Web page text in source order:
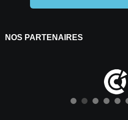
NOS PARTENAIRES